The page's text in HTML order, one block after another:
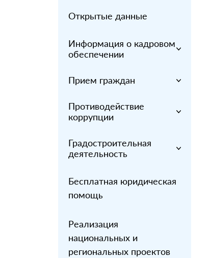
Открытые данные
Информация о кадровом
обеспечении
Прием граждан
Противодействие
коррупции
Градостроительная
деятельность
Бесплатная юридическая
помощь
Реализация
национальных и
региональных проектов